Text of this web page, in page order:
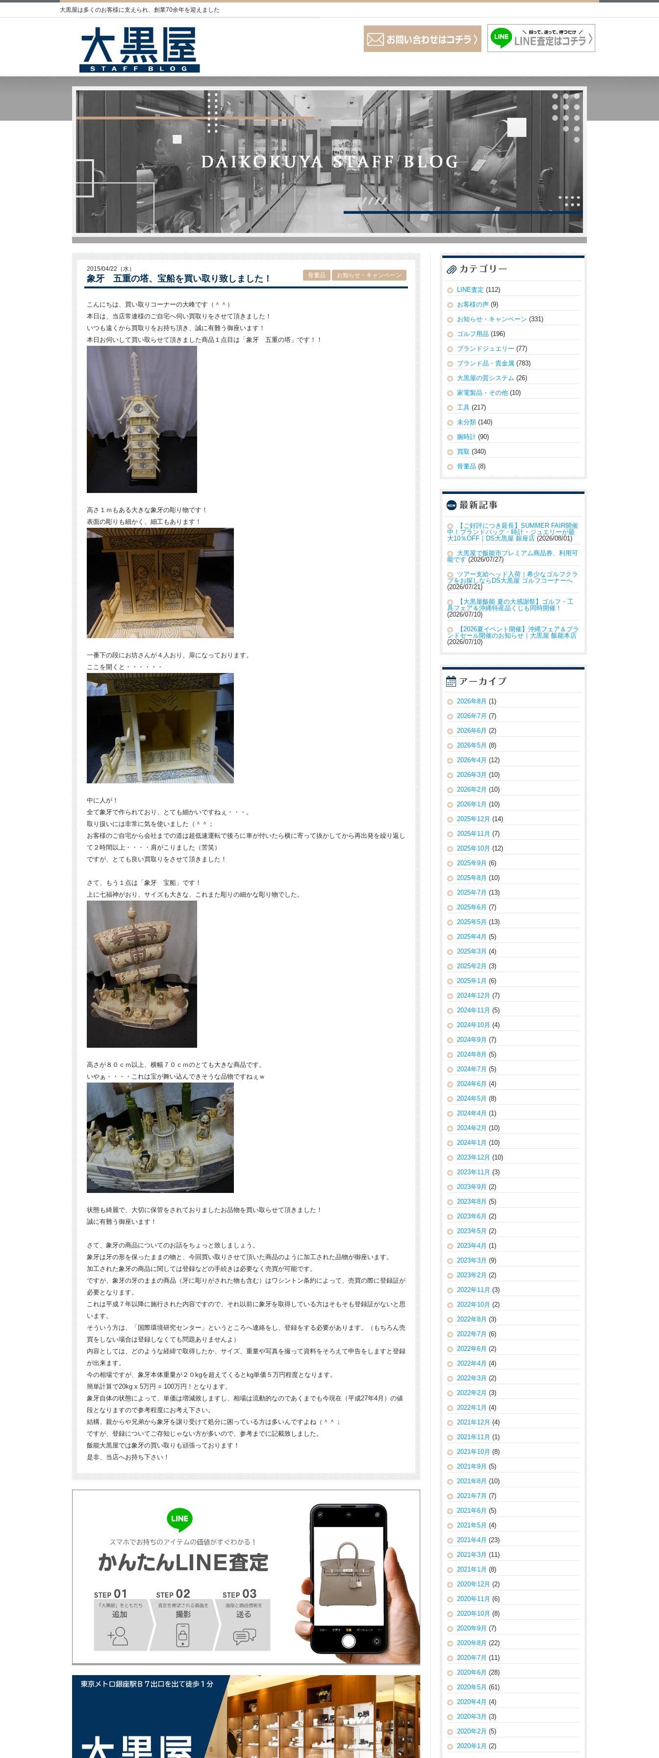
大黒屋は多くのお客様に支えられ、創業70余年を迎えました
2015/04/22（水）
象牙 五重の塔、宝船を買い取り致しました！ お知らせ・キャンペーン
骨董品
こんにちは、買い取りコーナーの大峰です（＾＾）
本日は、当店常連様のご自宅へ伺い買取りをさせて頂きました！
いつも遠くから買取りをお持ち頂き、誠に有難う御座います！
本日お伺いして買い取らせて頂きました商品１点目は「象牙 五重の塔」です！！
高さ１ｍもある大きな象牙の彫り物です！
表面の彫りも細かく、細工もあります！
一番下の段にお坊さんが４人おり、扉になっております。
ここを開くと・・・・・・
中に人が！
全て象牙で作られており、とても細かいですねぇ・・・。
取り扱いには非常に気を使いました（＾＾；
お客様のご自宅から会社までの道は超低速運転で後ろに車が付いたら横に寄って抜かしてから再出発を繰り返し
て２時間以上・・・・肩がこりました（苦笑）
ですが、とても良い買取りをさせて頂きました！
さて、もう１点は「象牙 宝船」です！
上に七福神がおり、サイズも大きな、これまた彫りの細かな彫り物でした。
高さが８０ｃｍ以上、横幅７０ｃｍのとても大きな商品です。
いやぁ・・・・これは宝が舞い込んできそうな品物ですねぇｗ
状態も綺麗で、大切に保管をされておりましたお品物を買い取らせて頂きました！
誠に有難う御座います！
さて、象牙の商品についてのお話をちょっと致しましょう。
象牙は牙の形を保ったままの物と、今回買い取りさせて頂いた商品のように加工された品物が御座います。
加工された象牙の商品に関しては登録などの手続きは必要なく売買が可能です。
ですが、象牙の牙のままの商品（牙に彫りがされた物も含む）はワシントン条約によって、売買の際に登録証が
必要となります。
これは平成７年以降に施行された内容ですので、それ以前に象牙を取得している方はそもそも登録証がないと思
います。
そういう方は、「国際環境研究センター」というところへ連絡をし、登録をする必要があります。（もちろん売
買をしない場合は登録しなくても問題ありませんよ）
内容としては、どのような経緯で取得したか、サイズ、重量や写真を撮って資料をそろえて申告をしますと登録
が出来ます。
今の相場ですが、象牙本体重量が２０kgを超えてくるとkg単価５万円程度となります。
簡単計算で20kg x 5万円 = 100万円！となります。
象牙自体の状態によって、単価は増減致しますし、相場は流動的なのであくまでも今現在（平成27年4月）の値
段となりますので参考程度にお考え下さい。
結構、親からや兄弟から象牙を譲り受けて処分に困っている方は多いんですよね（＾＾；
ですが、登録についてご存知じゃない方が多いので、参考までに記載致しました。
飯能大黒屋では象牙の買い取りも頑張っております！
是非、当店へお持ち下さい！
LINE査定 (112)
お客様の声 (9)
お知らせ・キャンペーン (331)
ゴルフ用品 (196)
ブランドジュエリー (77)
ブランド品・貴金属 (783)
大黒屋の質システム (26)
家電製品・その他 (10)
工具 (217)
未分類 (140)
腕時計 (90)
買取 (340)
骨董品 (8)
【ご好評につき延長】SUMMER FAIR開催
中！ブランドバッグ・時計・ジュエリーが最
大10％OFF｜DS大黒屋 銀座店 2026/08/01
大黒屋で飯能市プレミアム商品券、利用可
能です 2026/07/27
ツアー支給ヘッド入荷｜希少なゴルフクラ
ブをお探しならDS大黒屋 ゴルフコーナーへ
2026/07/21
【大黒屋飯能 夏の大感謝祭】ゴルフ・工
具フェア＆沖縄特産品くじも同時開催！
2026/07/10
【2026夏イベント開催】沖縄フェア＆ブラ
ンドセール開催のお知らせ｜大黒屋 飯能本店
2026/07/10
2026年8月 (1)
2026年7月 (7)
2026年6月 (2)
2026年5月 (8)
2026年4月 (12)
2026年3月 (10)
2026年2月 (10)
2026年1月 (10)
2025年12月 (14)
2025年11月 (7)
2025年10月 (12)
2025年9月 (6)
2025年8月 (10)
2025年7月 (13)
2025年6月 (7)
2025年5月 (13)
2025年4月 (5)
2025年3月 (4)
2025年2月 (3)
2025年1月 (6)
2024年12月 (7)
2024年11月 (5)
2024年10月 (4)
2024年9月 (7)
2024年8月 (5)
2024年7月 (5)
2024年6月 (4)
2024年5月 (8)
2024年4月 (1)
2024年2月 (10)
2024年1月 (10)
2023年12月 (10)
2023年11月 (3)
2023年9月 (2)
2023年8月 (5)
2023年6月 (2)
2023年5月 (2)
2023年4月 (1)
2023年3月 (9)
2023年2月 (2)
2022年11月 (3)
2022年10月 (2)
2022年8月 (3)
2022年7月 (6)
2022年6月 (2)
2022年4月 (4)
2022年3月 (2)
2022年2月 (3)
2022年1月 (4)
2021年12月 (4)
2021年11月 (1)
2021年10月 (8)
2021年9月 (5)
2021年8月 (10)
2021年7月 (7)
2021年6月 (5)
2021年5月 (4)
2021年4月 (23)
2021年3月 (11)
2021年1月 (8)
2020年12月 (2)
2020年11月 (6)
2020年10月 (8)
2020年9月 (7)
2020年8月 (22)
2020年7月 (11)
2020年6月 (28)
2020年5月 (61)
2020年4月 (4)
2020年3月 (3)
2020年2月 (5)
2020年1月 (2)